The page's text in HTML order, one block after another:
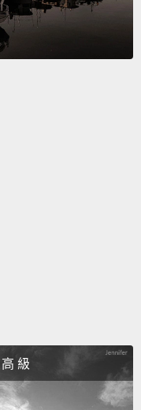
Helping me?
高 級